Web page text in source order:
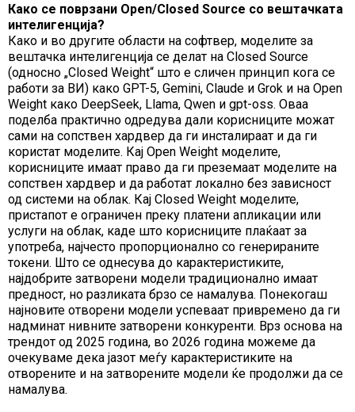
Како се поврзани Open/Closed Source со вештачката
интелигенција?
Како и во другите области на софтвер, моделите за
вештачка интелигенција се делат на Closed Source
(односно „Closed Weight“ што е сличен принцип кога се
работи за ВИ) како GPT-5, Gemini, Claude и Grok и на Open
Weight како DeepSeek, Llama, Qwen и gpt-oss. Оваа
поделба практично одредува дали корисниците можат
сами на сопствен хардвер да ги инсталираат и да ги
користат моделите. Кај Open Weight моделите,
корисниците имаат право да ги преземаат моделите на
сопствен хардвер и да работат локално без зависност
од системи на облак. Кај Closed Weight моделите,
пристапот е ограничен преку платени апликации или
услуги на облак, каде што корисниците плаќаат за
употреба, најчесто пропорционално со генерираните
токени. Што се однесува до карактеристиките,
најдобрите затворени модели традиционално имаат
предност, но разликата брзо се намалува. Понекогаш
најновите отворени модели успеваат привремено да ги
надминат нивните затворени конкуренти. Врз основа на
трендот од 2025 година, во 2026 година можеме да
очекуваме дека јазот меѓу карактеристиките на
отворените и на затворените модели ќе продолжи да се
намалува.